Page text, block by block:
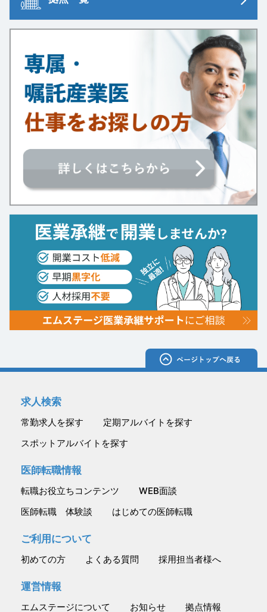
求人検索
常勤求人を探す
定期アルバイトを探す
スポットアルバイトを探す
医師転職情報
転職お役立ちコンテンツ
WEB面談
医師転職 体験談
はじめての医師転職
ご利用について
初めての方 よくある質問 採用担当者様へ
運営情報
エムステージについて お知らせ 拠点情報